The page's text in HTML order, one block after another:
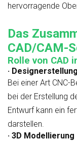
hervorragende
Das
CAD/CAM-
Rolle von CAD
· Designerstellung
Bei einer Art CNC-
bei der Erstellung
Entwurf kann ein
darstellen.
· 3D Modellierung